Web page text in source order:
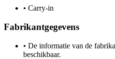
• Carry-in
Fabrikantgegevens
• De informatie van de
beschikbaar.